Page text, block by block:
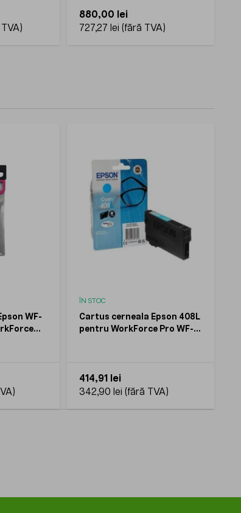
880,00 lei
727,27 lei
WF-
ÎN STOC
Cartus cerneala Epson 408L
pentru WorkForce Pro WF-
414,91 lei
342,90 lei